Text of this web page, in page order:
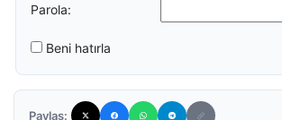
Parola:
Beni hatırla
Paylaş: